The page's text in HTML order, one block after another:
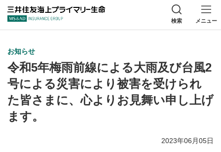
三井住友海上プ
検索 メニュー
お知らせ
令和5年梅雨前線による大雨及び台風2
号による災害により被害を受けられ
た皆さまに、心よりお見舞い申し上げ
ます。
2023年06月05日